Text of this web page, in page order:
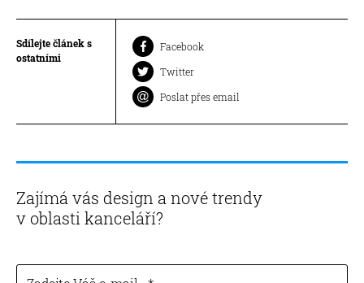
Sdílejte článek s
ostatními
Facebook
Twitter
Poslat přes email
Zajímá vás design a nové trendy
v oblasti kanceláří?